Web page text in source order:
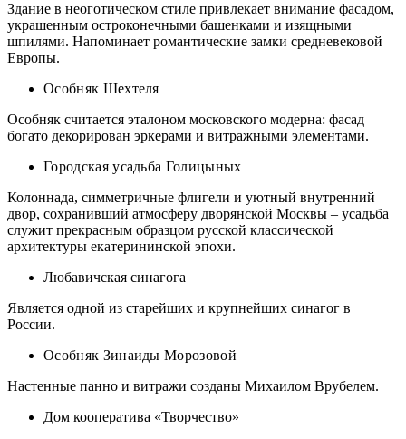
Здание в неоготическом стиле привлекает внимание фасадом,
украшенным остроконечными башенками и изящными
шпилями. Напоминает романтические замки средневековой
Европы.
Особняк Шехтеля
Особняк считается эталоном московского модерна: фасад
богато декорирован эркерами и витражными элементами.
Городская усадьба Голицыных
Колоннада, симметричные флигели и уютный внутренний
двор, сохранивший атмосферу дворянской Москвы – усадьба
служит прекрасным образцом русской классической
архитектуры екатерининской эпохи.
Любавичская синагога
Является одной из старейших и крупнейших синагог в
России.
Особняк Зинаиды Морозовой
Настенные панно и витражи созданы Михаилом Врубелем.
Дом кооператива «Творчество»